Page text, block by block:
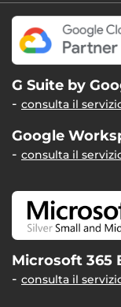
G Suite by
consulta il
Google
consulta il
Microsoft 365
consulta il